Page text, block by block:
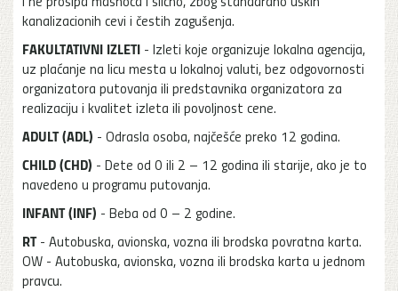
kanalizacionih cevi i čestih zagušenja.
FAKULTATIVNI IZLETI - Izleti koje organizuje lokalna agencija,
uz plaćanje na licu mesta u lokalnoj valuti, bez odgovornosti
organizatora putovanja ili predstavnika organizatora za
realizaciju i kvalitet izleta ili povoljnost cene.
ADULT (ADL) - Odrasla osoba, najčešće preko 12 godina.
CHILD (CHD) - Dete od 0 ili 2 – 12 godina ili starije, ako je to
navedeno u programu putovanja.
INFANT (INF) - Beba od 0 – 2 godine.
RT- Autobuska, avionska, vozna ili brodska povratna karta.
OW - Autobuska, avionska, vozna ili brodska karta u jednom
pravcu.